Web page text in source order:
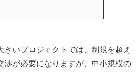
きいプロジェクトでは、制限を超え
渉が必要になりますが、中小規模の